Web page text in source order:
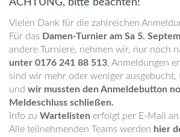
ACHTUNG, bitte beachten!
Vielen Dank für die zahlreichen
Für das Damen-Turnier am Sa 5.
andere Turniere, nehmen wir, nur noch
unter 0176 241 88 513, Anmeldungen
sind wir mehr oder weniger
und wir mussten den Anmeldebutton
Meldeschluss schließen.
Info zu Wartelisten erfolgt per E-Mail
Alle teilnehmenden Teams werden hier